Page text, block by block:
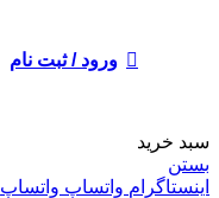
ورود / ثبت نام
سبد خرید
بستن
اینستاگرام واتساپ واتساپ